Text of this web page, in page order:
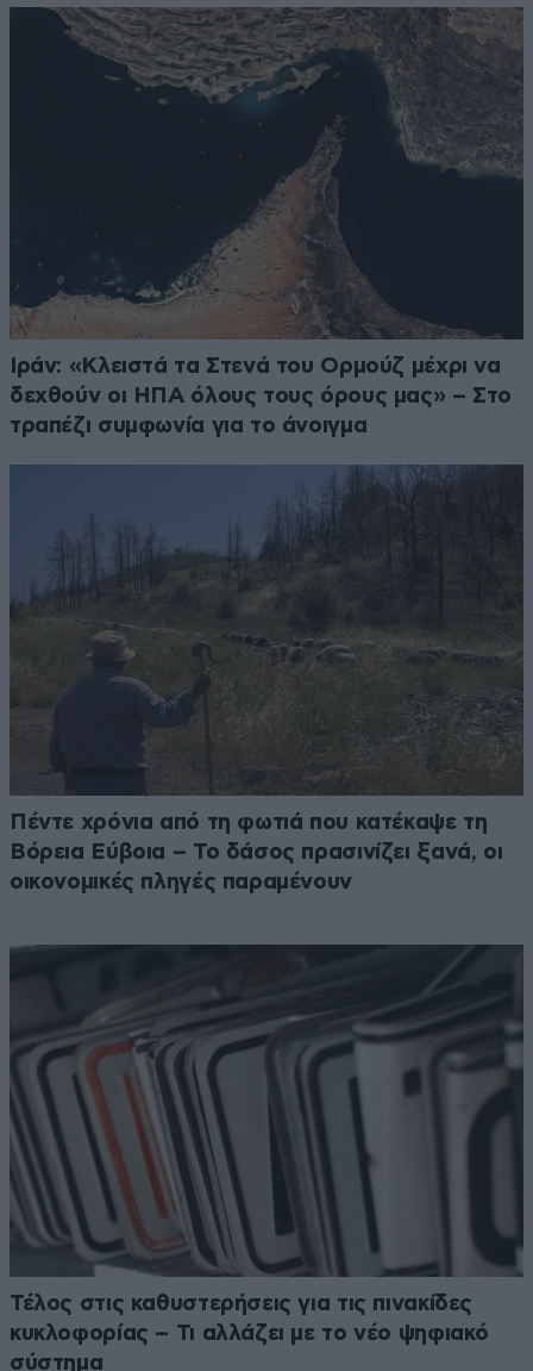
Ιράν: «Κλειστά τα Στενά του Ορμούζ μέχρι να
δεχθούν οι ΗΠΑ όλους τους όρους μας» – Στο
τραπέζι συμφωνία για το άνοιγμα
Πέντε χρόνια από τη φωτιά που κατέκαψε τη
Βόρεια Εύβοια – Το δάσος πρασινίζει ξανά, οι
οικονομικές πληγές παραμένουν
Τέλος στις καθυστερήσεις για τις πινακίδες
κυκλοφορίας – Τι αλλάζει με το νέο ψηφιακό
σύστημα